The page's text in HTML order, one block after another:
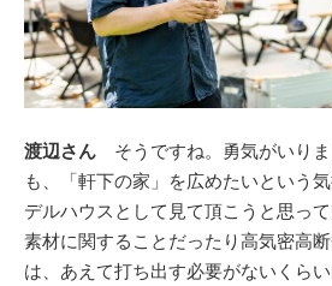
渡辺さん そうですね。勇気がいり
も、「軒下の家」を広めたいという
デルハウスとして見て頂こうと思っ
素材に関することだったり高気密高
は、あえて打ち出す必要がないくら